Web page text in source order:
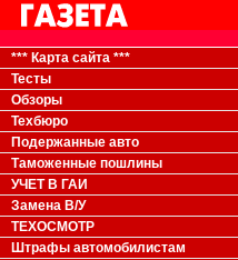
*** Карта сайта ***
Тесты
Обзоры
Техбюро
Подержанные авто
Таможенные пошлины
УЧЕТ В ГАИ
Замена В/У
ТЕХОСМОТР
Штрафы автомобилистам